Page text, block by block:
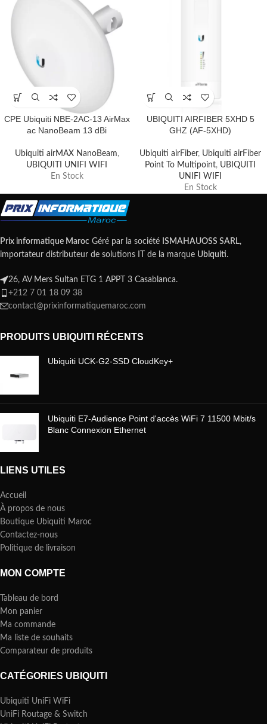
CPE Ubiquiti NBE-2AC-13 AirMax
ac NanoBeam 13 dBi
Ubiquiti airMAX NanoBeam,
UBIQUITI UNIFI WIFI
En Stock
UBIQUITI AIRFIBER 5XHD 5
GHZ (AF-5XHD)
Ubiquiti airFiber, Ubiquiti airFiber
Point To Multipoint, UBIQUITI
UNIFI WIFI
En Stock
Prix informatique Maroc Géré par la société ISMAHAUOSS SARL,
importateur distributeur de solutions IT de la marque Ubiquiti.
26, AV Mers Sultan ETG 1 APPT 3 Casablanca.
+212 7 01 18 09 38
contact@prixinformatiquemaroc.com
PRODUITS UBIQUITI RÉCENTS
Ubiquiti UCK-G2-SSD CloudKey+
Ubiquiti E7-Audience Point d'accès WiFi 7 11500 Mbit/s
Blanc Connexion Ethernet
LIENS UTILES
Accueil
À propos de nous
Boutique Ubiquiti Maroc
Contactez-nous
Politique de livraison
MON COMPTE
Tableau de bord
Mon panier
Ma commande
Ma liste de souhaits
Comparateur de produits
CATÉGORIES UBIQUITI
Ubiquiti UniFi WiFi
UniFi Routage & Switch